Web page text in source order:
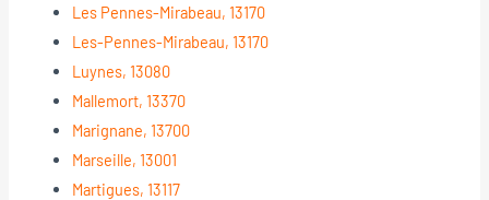
Les Pennes-Mirabeau, 13170
Les-Pennes-Mirabeau, 13170
Luynes, 13080
Mallemort, 13370
Marignane, 13700
Marseille, 13001
Martigues, 13117